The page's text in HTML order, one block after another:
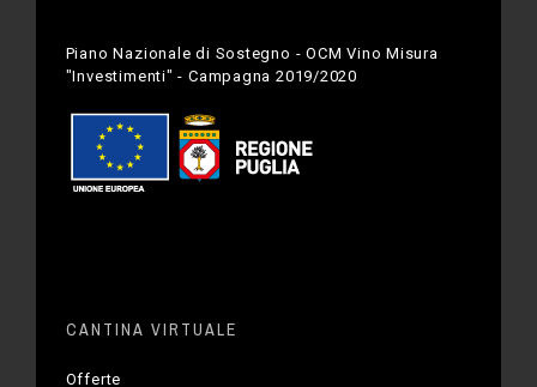
Piano Nazionale di Sostegno - OCM Vino Misura
"Investimenti" - Campagna 2019/2020
CANTINA VIRTUALE
Offerte